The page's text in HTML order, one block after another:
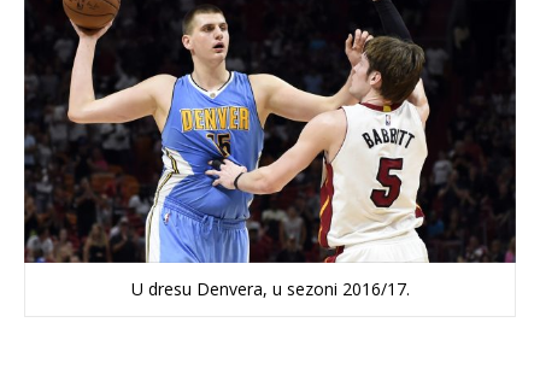
U dresu Denvera, u sezoni 2016/17.